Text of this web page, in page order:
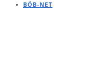
BÖB-NET